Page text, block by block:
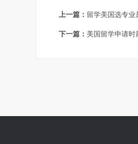
上一篇： 留学美国选专
下一篇： 美国留学申请